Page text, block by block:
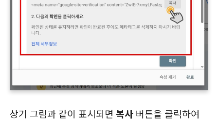
상기 그림과 같이 표시되면 복사 버튼을 클릭하여